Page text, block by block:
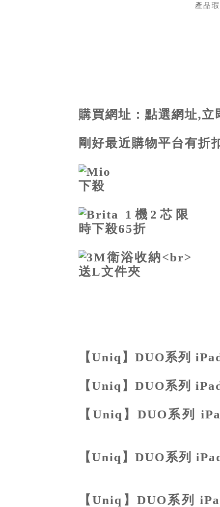
產品
購買網址： 點選網址,立
剛好最近購物平台有折
【Uniq】DUO系列
【Uniq】DUO系列
【Uniq】DUO系列
【Uniq】DUO系列
【Uniq】DUO系列